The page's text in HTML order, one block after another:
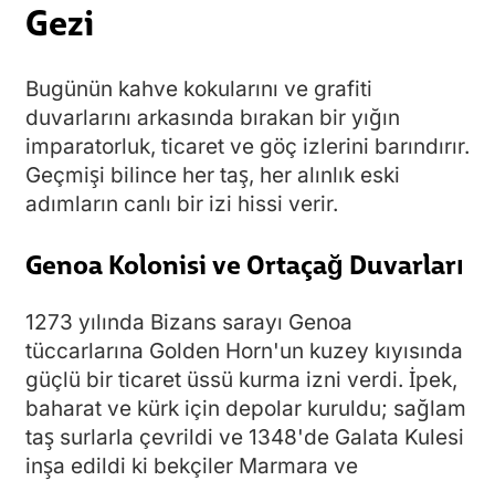
Gezi
Bugünün kahve kokularını ve grafiti
duvarlarını arkasında bırakan bir yığın
imparatorluk, ticaret ve göç izlerini barındırır.
Geçmişi bilince her taş, her alınlık eski
adımların canlı bir izi hissi verir.
Genoa Kolonisi ve Ortaçağ Duvarları
1273 yılında Bizans sarayı Genoa
tüccarlarına Golden Horn'un kuzey kıyısında
güçlü bir ticaret üssü kurma izni verdi. İpek,
baharat ve kürk için depolar kuruldu; sağlam
taş surlarla çevrildi ve 1348'de Galata Kulesi
inşa edildi ki bekçiler Marmara ve